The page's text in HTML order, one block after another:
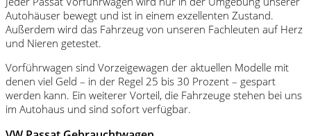
Autohäuser bewegt und ist in einem exzellenten Zustand.
Außerdem wird das Fahrzeug von unseren Fachleuten auf Herz
und Nieren getestet.
Vorführwagen sind Vorzeigewagen der aktuellen Modelle mit
denen viel Geld – in der Regel 25 bis 30 Prozent – gespart
werden kann. Ein weiterer Vorteil, die Fahrzeuge stehen bei uns
im Autohaus und sind sofort verfügbar.